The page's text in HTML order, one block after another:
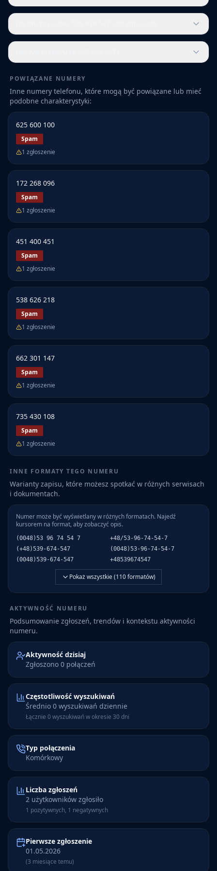
POWIĄZANE NUMERY
Inne numery telefonu, które mogą być powiązane lub mieć
podobne charakterystyki:
625 600 100
Spam
1 zgłoszenie
172 268 096
Spam
1 zgłoszenie
451 400 451
Spam
1 zgłoszenie
538 626 218
Spam
1 zgłoszenie
662 301 147
Spam
1 zgłoszenie
735 430 108
Spam
1 zgłoszenie
INNE FORMATY TEGO NUMERU
Warianty zapisu, które możesz spotkać w różnych serwisach
i dokumentach.
Numer może być wyświetlany w różnych formatach. Najedź
kursorem na format, aby zobaczyć opis.
(0048)53 96 74 54 7
+48/53-96-74-54-7
(+48)539-674-547
(0048)53-96-74-54-7
(0048)539-674-547
+48539674547
Pokaż wszystkie (110formatów)
AKTYWNOŚĆ NUMERU
Podsumowanie zgłoszeń, trendów i kontekstu aktywności
numeru.
Aktywność dzisiaj
Zgłoszono 0 połączeń
Częstotliwość wyszukiwań
Średnio 0 wyszukiwań dziennie
Łącznie 0 wyszukiwań w okresie 30 dni
Typ połączenia
Komórkowy
Liczba zgłoszeń
2 użytkowników zgłosiło
1 pozytywnych, 1 negatywnych
Pierwsze zgłoszenie
01.05.2026
(3 miesiące temu)